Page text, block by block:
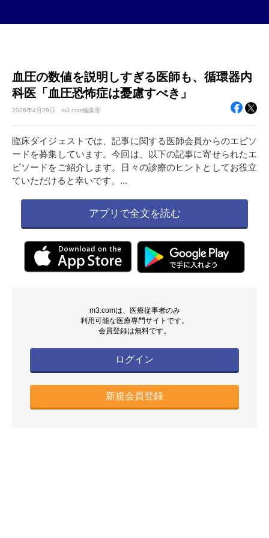
血圧の数値を説明しすぎる医師も、循環器内
科医「血圧恐怖症は憂慮すべき」
2026年4月29日 m3.com編集部
臨床ダイジェストでは、記事に関する医師会員からのエピソ
ードを募集しています。今回は、以下の記事に寄せられたエ
ピソードをご紹介します。日々の診療のヒントとしてお役立
ていただけると幸いです。...
アプリで全文を読む
m3.comは、医療従事者のみ
利用可能な医療専門サイトです。
会員登録は無料です。
ログイン
新規会員登録